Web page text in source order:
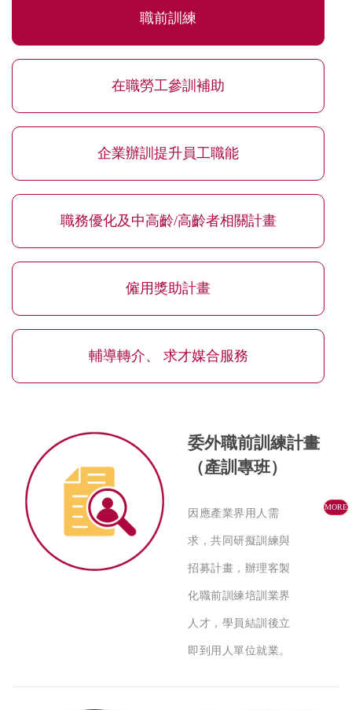
職前訓練
在職勞工參訓補助
企業辦訓提升員工職能
職務優化及中高齡/高齡者相關計畫
僱用獎助計畫
輔導轉介、 求才媒合服務
委外職前訓練計畫
（產訓專班）
因應產業界用人需
求，共同研擬訓練與
招募計畫，辦理客製
化職前訓練培訓業界
人才，學員結訓後立
即到用人單位就業。
MORE